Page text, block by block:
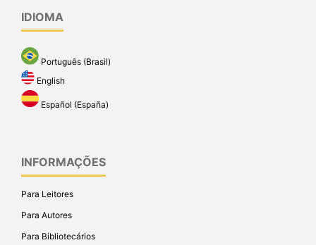
IDIOMA
Português (Brasil)
English
Español (España)
INFORMAÇÕES
Para Leitores
Para Autores
Para Bibliotecários